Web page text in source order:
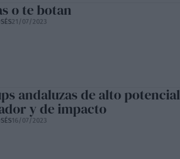
o te botan
21/07/2023
andaluzas de alto potencial
y de impacto
16/07/2023